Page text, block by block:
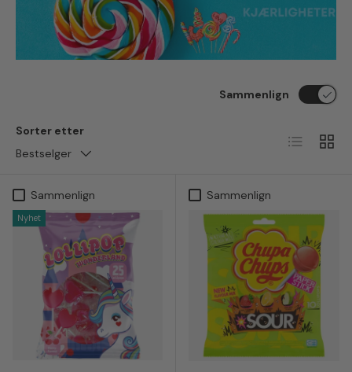
Sorter etter
Bestselger
Sammenlign
Liste
Sammenlign
Nyhet
Sammenlign